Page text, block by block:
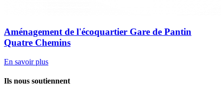
Aménagement de l'écoquartier Gare de Pantin
Quatre Chemins
En savoir plus
Ils nous soutiennent